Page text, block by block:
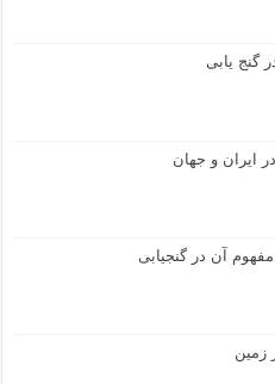
گنج یابی
ایران و جهان
آن در گنجیابی
زمین